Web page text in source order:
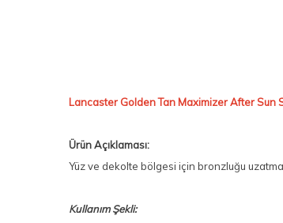
Lancaster Golden Tan Maximizer After Sun
Ürün Açıklaması:
Yüz ve dekolte bölgesi için bronzluğu
Kullanım Şekli: